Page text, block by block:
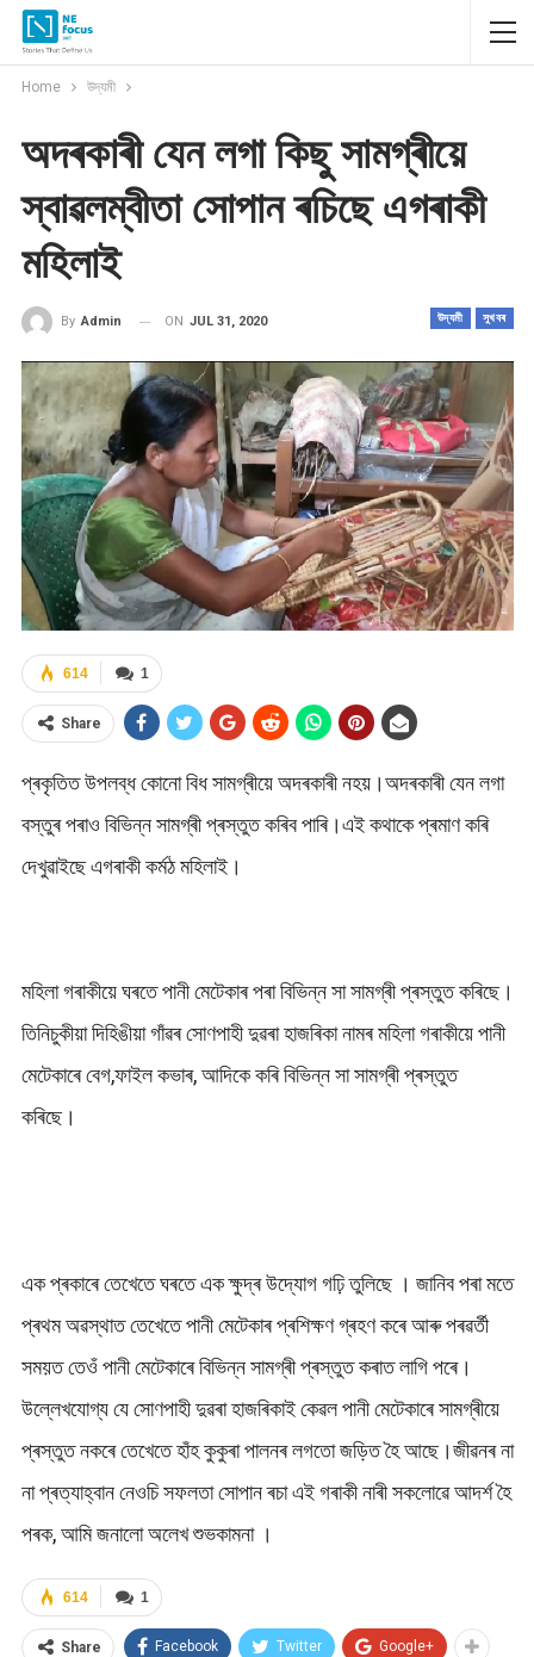
Home উদ্যমী
অদৰকাৰী যেন লগা কিছু সামগ্ৰীয়ে
স্বাৱলম্বীতা সোপান ৰচিছে এগৰাকী
মহিলাই
উদ্যমী সুখবৰ
By Admin ON JUL 31, 2020
1
614
Share
প্ৰকৃতিত উপলব্ধ কোনো বিধ সামগ্ৰীয়ে অদৰকাৰী নহয়।অদৰকাৰী যেন লগা
বস্তুৰ পৰাও বিভিন্ন সামগ্ৰী প্ৰস্তুত কৰিব পাৰি।এই কথাকে প্ৰমাণ কৰি
দেখুৱাইছে এগৰাকী কৰ্মঠ মহিলাই।
মহিলা গৰাকীয়ে ঘৰতে পানী মেটেকাৰ পৰা বিভিন্ন সা সামগ্ৰী প্ৰস্তুত কৰিছে।
তিনিচুকীয়া দিহিঙীয়া গাঁৱৰ সোণপাহী দুৱৰা হাজৰিকা নামৰ মহিলা গৰাকীয়ে পানী
মেটেকাৰে বেগ,ফাইল কভাৰ, আদিকে কৰি বিভিন্ন সা সামগ্ৰী প্ৰস্তুত
কৰিছে।
এক প্ৰকাৰে তেখেতে ঘৰতে এক ক্ষুদ্ৰ উদ্যোগ গঢ়ি তুলিছে । জানিব পৰা মতে
প্ৰথম অৱস্থাত তেখেতে পানী মেটেকাৰ প্ৰশিক্ষণ গ্ৰহণ কৰে আৰু পৰৱৰ্তী
সময়ত তেওঁ পানী মেটেকাৰে বিভিন্ন সামগ্ৰী প্ৰস্তুত কৰাত লাগি পৰে।
উল্লেখযোগ্য যে সোণপাহী দুৱৰা হাজৰিকাই কেৱল পানী মেটেকাৰে সামগ্ৰীয়ে
প্ৰস্তুত নকৰে তেখেতে হাঁহ কুকুৰা পালনৰ লগতো জড়িত হৈ আছে।জীৱনৰ না
না প্ৰত্যাহ্বান নেওচি সফলতা সোপান ৰচা এই গৰাকী নাৰী সকলোৱে আদৰ্শ হৈ
পৰক, আমি জনালো অলেখ শুভকামনা ।
1
614
Share Facebook Twitter Google+